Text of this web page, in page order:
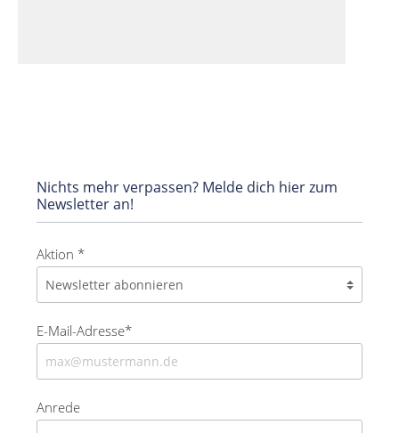
Nichts mehr verpassen? Melde dich hier zum
Newsletter an!
Aktion *
E-Mail-Adresse*
Anrede